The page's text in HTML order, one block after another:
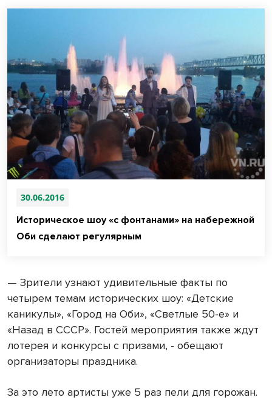
30.06.2016
Историческое шоу «с фонтанами» на набережной
Оби сделают регулярным
— Зрители узнают удивительные факты по
четырем темам исторических шоу: «Детские
каникулы», «Город на Оби», «Светлые 50-е» и
«Назад в СССР». Гостей мероприятия также ждут
лотерея и конкурсы с призами, - обещают
организаторы праздника.
За это лето артисты уже 5 раз пели для горожан.